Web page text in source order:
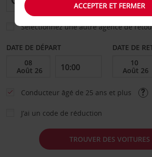
Sélectionnez une autre agence de
DATE DE DÉPART DATE DE
Conducteur âgé de 25 ans et plus
J’ai un code de réduction
TROUVER DES VOITURES
ACCEPTER ET FERMER